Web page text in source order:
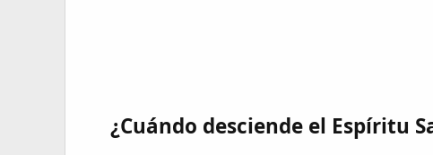
¿Cuándo desciende el Espíritu